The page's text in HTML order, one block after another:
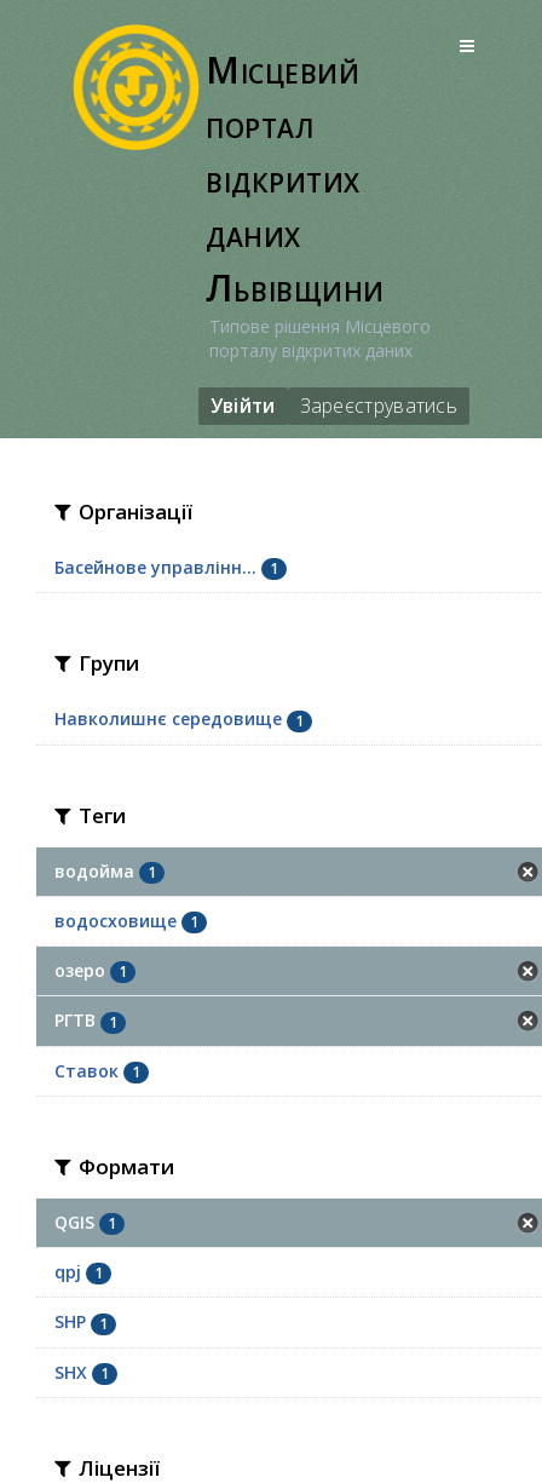
Місцевий
портал
відкритих
даних
Львівщини
Типове рішення Місцевого
порталу відкритих даних
Увійти Зареєструватись
Організації
Басейнове управлінн... 1
Групи
Навколишнє середовище 1
Теги
водойма 1
водосховище 1
озеро 1
РГТВ 1
Ставок 1
Формати
QGIS 1
qpj 1
SHP 1
SHX 1
Ліцензії